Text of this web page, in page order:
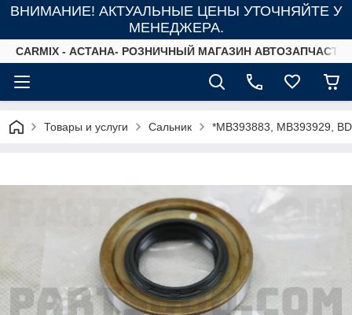
ВНИМАНИЕ! АКТУАЛЬНЫЕ ЦЕНЫ УТОЧНЯЙТЕ У
МЕНЕДЖЕРА.
СARMIX - АСТАНА- РОЗНИЧНЫЙ МАГАЗИН
Товары и услуги Сальник *MB393883, MB393929,